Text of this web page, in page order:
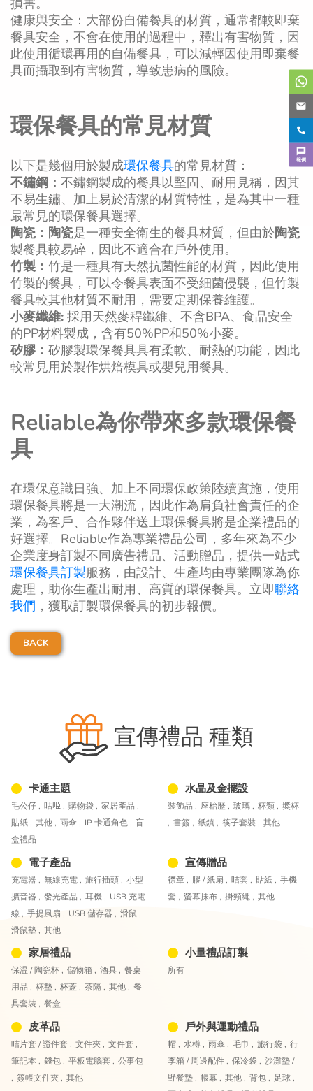
報價
損害。
健康與安全：大部份自備餐具的材質，通常都較即棄
餐具安全，不會在使用的過程中，釋出有害物質，因
此使用循環再用的自備餐具，可以減輕因使用即棄餐
具而攝取到有害物質，導致患病的風險。
環保餐具的常見材質
以下是幾個用於製成環保餐具的常見材質：
不鏽鋼： 不鏽鋼製成的餐具以堅固、耐用見稱，因其
不易生鏽、加上易於清潔的材質特性，是為其中一種
最常見的環保餐具選擇。
陶瓷 ：陶瓷是一種安全衛生的餐具材質，但由於陶瓷
製餐具較易碎，因此不適合在戶外使用。
竹製： 竹是一種具有天然抗菌性能的材質，因此使用
竹製的餐具，可以令餐具表面不受細菌侵襲，但竹製
餐具較其他材質不耐用，需要定期保養維護。
小麥纖維: 採用天然麥稈纖維、不含BPA、食品安全
的PP材料製成，含有50%PP和50%小麥。
矽膠： 矽膠製環保餐具具有柔軟、耐熱的功能，因此
較常見用於製作烘焙模具或嬰兒用餐具。
Reliable為你帶來多款環保餐
具
在環保意識日強、加上不同環保政策陸續實施，使用
環保餐具將是一大潮流，因此作為肩負社會責任的企
業，為客戶、合作夥伴送上環保餐具將是企業禮品的
好選擇。Reliable作為專業禮品公司，多年來為不少
企業度身訂製不同廣告禮品、活動贈品，提供一站式
環保餐具訂製服務，由設計、生產均由專業團隊為你
處理，助你生產出耐用、高質的環保餐具。立即聯絡
我們 ，獲取訂製環保餐具的初步報價。
BACK
宣傳禮品 種類
卡通主題
毛公仔 , 咕𠱸 , 購物袋 , 家居產品 ,
貼紙 , 其他 , 雨傘 , IP 卡通角色 , 盲
盒禮品
水晶及金擺設
裝飾品 , 座枱歷 , 玻璃 , 杯類 , 奬杯
, 書簽 , 紙鎮 , 筷子套裝 , 其他
電子產品
充電器 , 無線充電 , 旅行插頭 , 小型
擴音器 , 發光產品 , 耳機 , USB 充電
線 , 手提風扇 , USB 儲存器 , 滑鼠 ,
滑鼠墊 , 其他
宣傳贈品
襟章 , 膠 / 紙扇 , 咭套 , 貼紙 , 手機
套 , 螢幕抺布 , 掛頸繩 , 其他
家居禮品
保温 / 陶瓷杯 , 儲物箱 , 酒具 , 餐桌
用品 , 杯墊 , 杯蓋 , 茶隔 , 其他 , 餐
具套裝 , 餐盒
小量禮品訂製
所有
皮革品
咭片套 / 證件套 , 文件夾 , 文件套 ,
筆記本 , 錢包 , 平板電腦套 , 公事包
, 簽帳文件夾 , 其他
戶外與運動禮品
帽 , 水樽 , 雨傘 , 毛巾 , 旅行袋 , 行
李箱 / 周邊配件 , 保冷袋 , 沙灘墊 /
野餐墊 , 帳幕 , 其他 , 背包 , 足球 ,